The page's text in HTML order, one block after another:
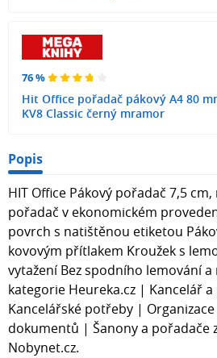
76 %
Hit Office pořadač pákový A4 80
KV8 Classic černý mramor
Popis
HIT Office Pákový pořadač 7,5
pořadač v ekonomickém
povrch s natištěnou etiketou
kovovým přítlakem Kroužek s
vytažení Bez spodního lemování
kategorie Heureka.cz | Kancelář
Kancelářské potřeby |
dokumentů | Šanony a pořadače
Nobynet.cz.